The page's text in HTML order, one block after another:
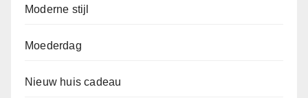
Moderne stijl
Moederdag
Nieuw huis cadeau